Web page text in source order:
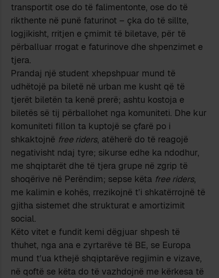
transportit ose do të falimentonte, ose do të
rikthente në punë faturinot – çka do të sillte,
logjikisht, rritjen e çmimit të biletave, për të
përballuar rrogat e faturinove dhe shpenzimet e
tjera.
Prandaj një student xhepshpuar mund të
udhëtojë pa biletë në urban me kusht që të
tjerët biletën ta kenë prerë; ashtu kostoja e
biletës së tij përballohet nga komuniteti. Dhe kur
komuniteti fillon ta kuptojë se çfarë po i
shkaktojnë free riders, atëherë do të reagojë
negativisht ndaj tyre; sikurse edhe ka ndodhur,
me shqiptarët dhe të tjera grupe në zgrip të
shoqërive në Perëndim; sepse këta free riders,
me kalimin e kohës, rrezikojnë t’i shkatërrojnë të
gjitha sistemet dhe strukturat e amortizimit
social.
Këto vitet e fundit kemi dëgjuar shpesh të
thuhet, nga ana e zyrtarëve të BE, se Europa
mund t’ua kthejë shqiptarëve regjimin e vizave,
në qoftë se këta do të vazhdojnë me kërkesa të